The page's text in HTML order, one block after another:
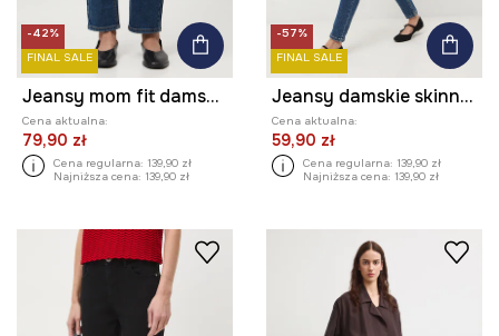
-42%
FINAL SALE
Jeansy mom fit damskie
Cena aktualna:
79,90 zł
Cena regularna: 139,90 zł
Najniższa cena: 139,90 zł
-57%
FINAL SALE
Jeansy damskie skinny z efektem sprania
Cena aktualna:
59,90 zł
Cena regularna: 139,90 zł
Najniższa cena: 139,90 zł